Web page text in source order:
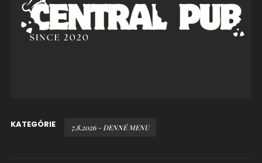
KATEGÓRIE 7.8.2026 - DENNÉ MENU